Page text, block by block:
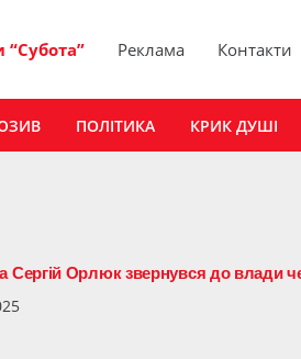
“Субота” Реклама Контакти
ПОЛІТИКА КРИК ДУШІ
Сергій Орлюк звернувся до влади